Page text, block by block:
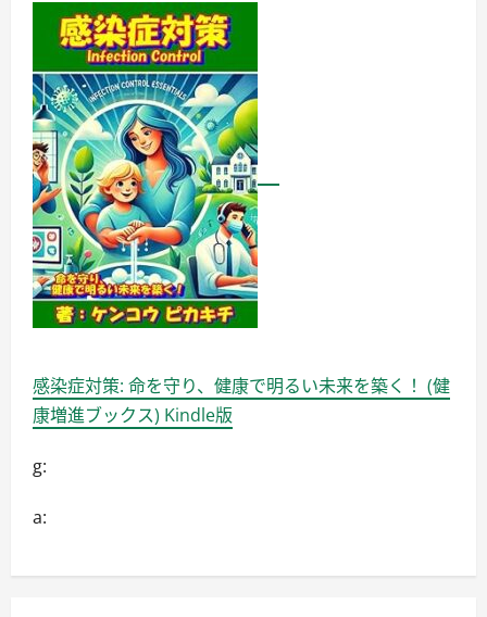
な
た
の
リ
ビ
ン
グ
を
映
画
館
に
変
え
る」
に
つ
い
て
詳
し
く
感染症対策: 命を守り、健康で明るい未来を築く！ (健
康増進ブックス) Kindle版
g:
a: